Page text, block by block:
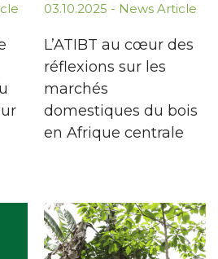
03.10.2025 - News Article
L’ATIBT au cœur des
réflexions sur les
marchés
domestiques du bois
en Afrique centrale